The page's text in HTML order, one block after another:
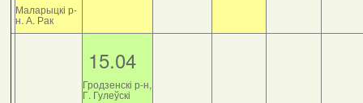
Маларыцкі р-
н. А. Рак
15.04
Гродзенскі р-н,
Г. Гулеўскі